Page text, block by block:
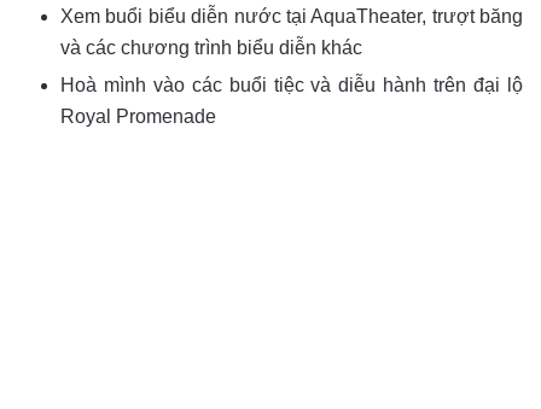
Xem buổi biểu diễn nước tại AquaTheater, trượt băng
và các chương trình biểu diễn khác
Hoà mình vào các buổi tiệc và diễu hành trên đại lộ
Royal Promenade